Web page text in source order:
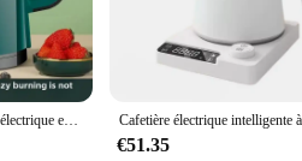
for busy households and offices.
setup.
functionality. The ergonomic
or someone who enjoys a
on performance or style.
Wanlida – bouilloire électrique en acier inoxydable, à usage domestique, isolée, une pièce, livraison rapide manuelle, sans marque (inventaire AE)
€51.35